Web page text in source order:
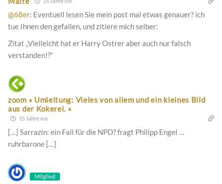
@68er: Eventuell lesen Sie mein post mal etwas genauer? ich
tue Ihnen den gefallen, und zitiere mich selber:
Zitat „Vielleicht hat er Harry Ostrer aber auch nur falsch
verstanden!?“
zoom » Umleitung: Vieles von allem und ein kleines Bild
aus der Kokerei. «
15 Jahre vor
[…] Sarrazin: ein Fall für die NPD? fragt Philipp Engel …
ruhrbarone […]
Mitglied